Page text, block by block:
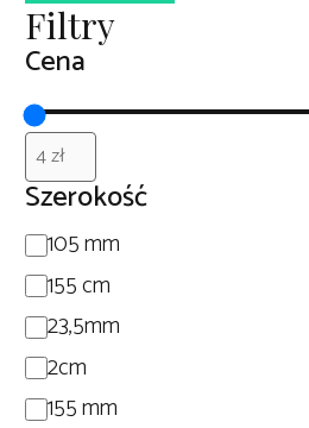
Filtry
Cena
Szerokość
Szerokość
105 mm
155 cm
23,5mm
2cm
155 mm